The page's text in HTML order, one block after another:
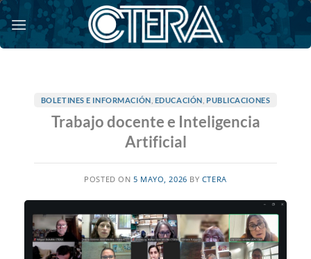
Saltar
al
contenido
BOLETINES E INFORMACIÓN EDUCACIÓN PUBLICACIONES
Trabajo docente e Inteligencia
Artificial
POSTED ON 5 MAYO, 2026 BY CTERA